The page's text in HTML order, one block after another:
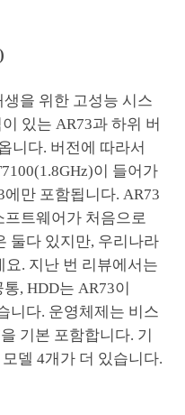
을 위한 고성능 시스
있는 AR73과 하위 버
니다. 버전에 따라서
이 들어가
만 포함됩니다. AR73
프트웨어가 처음으로
둘다 있지만, 우리나라
. 지난 번 리뷰에서는
, HDD는 AR73이
니다. 운영체제는 비스
기본 포함합니다. 기
델 4개가 더 있습니다.